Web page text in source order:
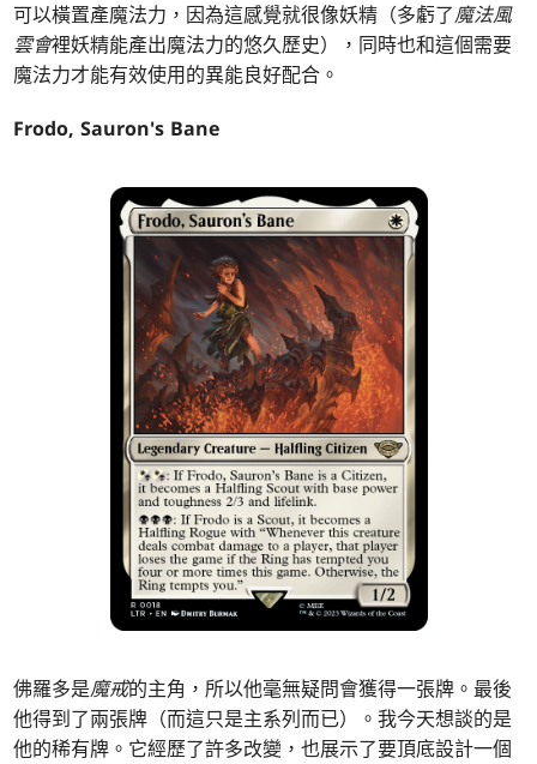
可以橫置產魔法力，因為這感覺就很像妖精（多虧了魔法風
雲會裡妖精能產出魔法力的悠久歷史），同時也和這個需要
魔法力才能有效使用的異能良好配合。
Frodo, Sauron's Bane
佛羅多是魔戒的主角，所以他毫無疑問會獲得一張牌。最後
他得到了兩張牌（而這只是主系列而已）。我今天想談的是
他的稀有牌。它經歷了許多改變，也展示了要頂底設計一個